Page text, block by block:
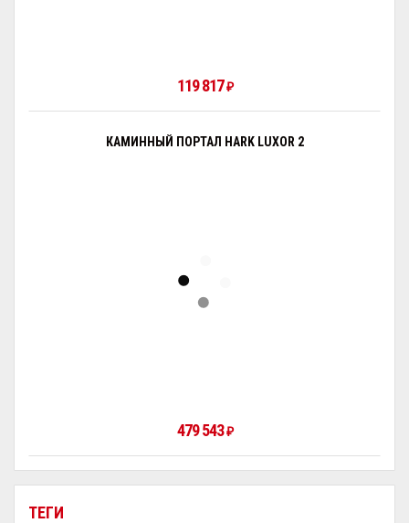
ТЕГИ
119 817₽
КАМИННЫЙ ПОРТАЛ HARK LUXOR 2
479 543₽